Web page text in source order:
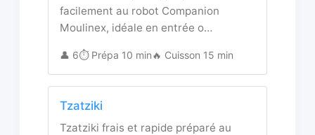
facilement au robot Companion
Moulinex, idéale en entrée o…
👤 6⏱️ Prépa 10 min🔥 Cuisson 15 min
Tzatziki
Tzatziki frais et rapide préparé au